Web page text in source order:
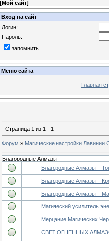
[Мой сайт]
Вход на сайт
Логин:
Пароль:
запомнить
Меню сайта
Главная
Страница 1 из 1 1
Форум » Магические настройки
Благородные Алмазы
Благородные Алмазы –
Благородные Алмазы –
Благородные Алмазы –
Магический усилитель
Мерцание Магических
СВЕТ ОГНЕННЫХ